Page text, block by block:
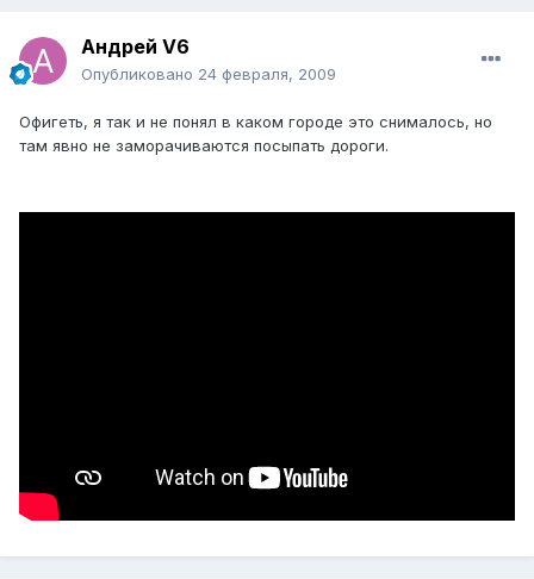
Андрей V6
Опубликовано 24 февраля, 2009
Офигеть, я так и не понял в каком городе это снималось, но
там явно не заморачиваются посыпать дороги.